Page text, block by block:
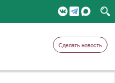
Сделать новость